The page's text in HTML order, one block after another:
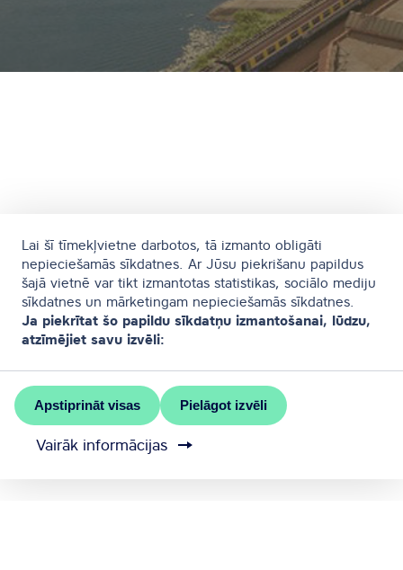
Lai šī tīmekļvietne darbotos, tā izmanto obligāti
nepieciešamās sīkdatnes. Ar Jūsu piekrišanu papildus
šajā vietnē var tikt izmantotas statistikas, sociālo mediju
sīkdatnes un mārketingam nepieciešamās sīkdatnes.
Ja piekrītat šo papildu sīkdatņu izmantošanai, lūdzu,
atzīmējiet savu izvēli:
Apstiprināt visas Pielāgot izvēli
Vairāk informācijas